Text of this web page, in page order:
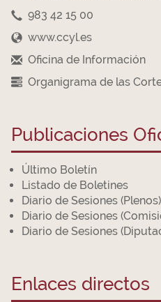
983 42 15 00
www.ccyl.es
Oficina de Información
Organigrama de las
Publicaciones
Último Boletín
Listado de Boletines
Diario de Sesiones (Plenos)
Diario de Sesiones
Diario de Sesiones
Enlaces directos